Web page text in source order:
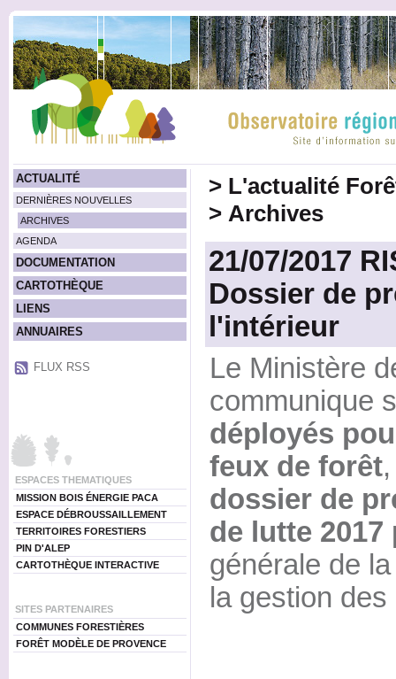
ACTUALITÉ
DERNIÈRES NOUVELLES
ARCHIVES
AGENDA
DOCUMENTATION
CARTOTHÈQUE
LIENS
ANNUAIRES
FLUX RSS
ESPACES THEMATIQUES
MISSION BOIS ÉNERGIE PACA
ESPACE DÉBROUSSAILLEMENT
TERRITOIRES FORESTIERS
PIN D'ALEP
CARTOTHÈQUE INTERACTIVE
SITES PARTENAIRES
COMMUNES FORESTIÈRES
FORÊT MODÈLE DE PROVENCE
> L'actualité
> Archives
21/07/2017
Dossier de
l'intérieur
Le Ministère
communique
déployés
feux de forêt,
dossier de
de lutte 2017
générale de
la gestion